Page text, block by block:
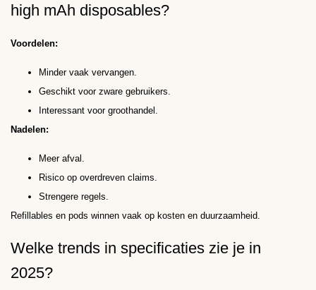
high mAh disposables?
Voordelen:
Minder vaak vervangen.
Geschikt voor zware gebruikers.
Interessant voor groothandel.
Nadelen:
Meer afval.
Risico op overdreven claims.
Strengere regels.
Refillables en pods winnen vaak op kosten en duurzaamheid.
Welke trends in specificaties zie je in
2025?